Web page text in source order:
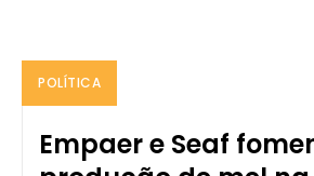
POLÍTICA
Empaer e Seaf